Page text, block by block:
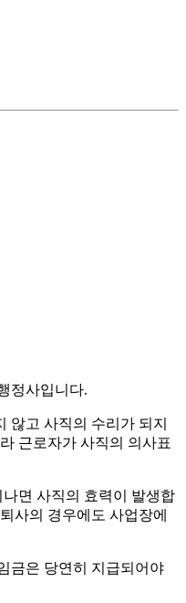
정사입니다.
않고 사직의 수리가 되지
근로자가 사직의 의사표
면 사직의 효력이 발생합
사의 경우에도 사업장에
금은 당연히 지급되어야